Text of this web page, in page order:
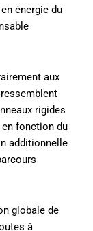
énergie du
aux
rigides
en fonction du
additionnelle
globale de
à